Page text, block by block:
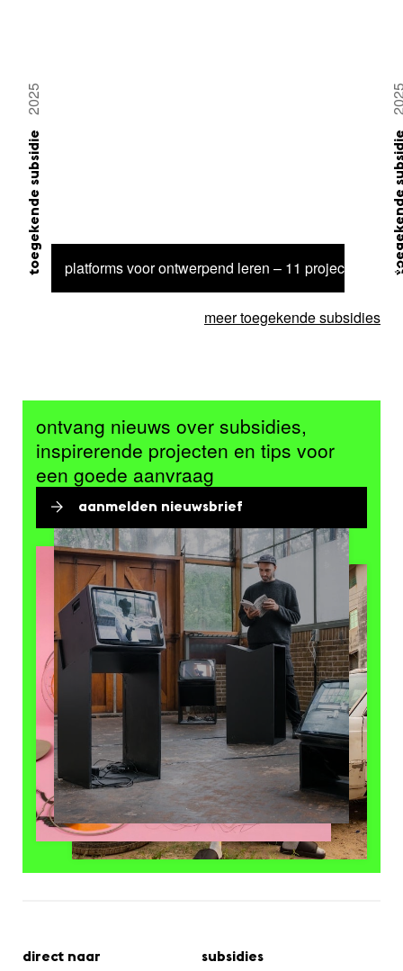
platforms voor ontwerpend leren – 11 projecten
toegekende subsidie
2025
meer toegekende subsidies
ontvang nieuws over subsidies,
inspirerende projecten en tips voor
een goede aanvraag
aanmelden nieuwsbrief
direct naar subsidies